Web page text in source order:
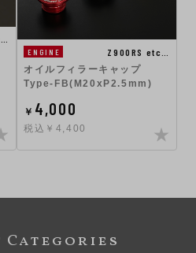
ENGINE
Z900RS etc…
オイルフィラーキャップ
Type-FB(M20xP2.5mm)
￥ 4,000
税込￥4,400
Categories